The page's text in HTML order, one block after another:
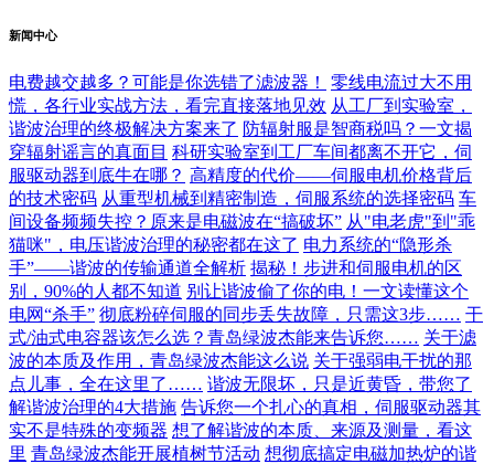
新闻中心
电费越交越多？可能是你选错了滤波器！
零线电流过大不用
慌，各行业实战方法，看完直接落地见效 从工厂到实验室，
谐波治理的终极解决方案来了 防辐射服是智商税吗？一文揭
穿辐射谣言的真面目 科研实验室到工厂车间都离不开它，伺
服驱动器到底牛在哪？ 高精度的代价——伺服电机价格背后
的技术密码 从重型机械到精密制造，伺服系统的选择密码 车
间设备频频失控？原来是电磁波在“搞破坏” 从"电老虎"到"乖
猫咪"，电压谐波治理的秘密都在这了 电力系统的“隐形杀
手”——谐波的传输通道全解析 揭秘！步进和伺服电机的区
别，90%的人都不知道 别让谐波偷了你的电！一文读懂这个
电网“杀手” 彻底粉碎伺服的同步丢失故障，只需这3步…… 干
式/油式电容器该怎么选？青岛绿波杰能来告诉您…… 关于滤
波的本质及作用，青岛绿波杰能这么说 关于强弱电干扰的那
点儿事，全在这里了…… 谐波无限坏，只是近黄昏，带您了
解谐波治理的4大措施 告诉您一个扎心的真相，伺服驱动器其
实不是特殊的变频器 想了解谐波的本质、来源及测量，看这
里 青岛绿波杰能开展植树节活动 想彻底搞定电磁加热炉的谐